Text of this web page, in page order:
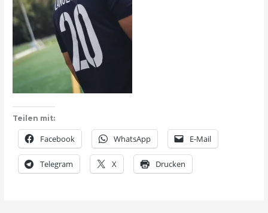
Teilen mit:
Facebook WhatsApp E-Mail
Telegram X Drucken